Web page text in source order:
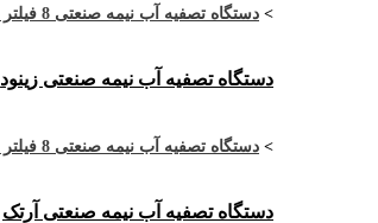
> دستگاه تصفیه آب نیمه صنعتی 8 فیلتر 400 گالن CCK مدل CCK-4RO8-400G
دستگاه تصفیه آب نیمه صنعتی زینود
> دستگاه تصفیه آب نیمه صنعتی 8 فیلتر زینود 400 گالن مدل ASI4002PL
دستگاه تصفیه آب نیمه صنعتی آرتک